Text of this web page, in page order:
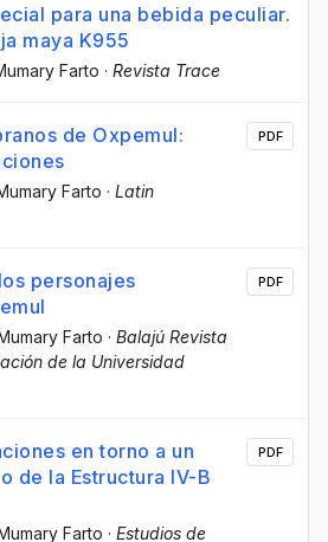
para una bebida peculiar.
maya K955
Farto · Revista Trace
de Oxpemul:
Farto · Latin
PDF
personajes
Farto · Balajú Revista
de la Universidad
PDF
en torno a un
de la Estructura IV-B
Farto · Estudios de
PDF